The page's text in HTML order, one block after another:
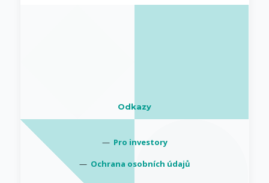
Odkazy
— Pro investory
— Ochrana osobních údajů